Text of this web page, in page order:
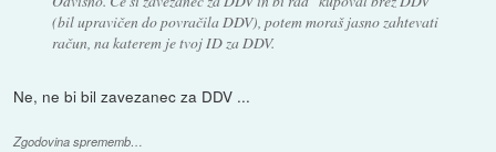
(bil upravičen do povračila DDV), potem moraš jasno zahtevati
račun, na katerem je tvoj ID za DDV.
Ne, ne bi bil zavezanec za DDV ...
Zgodovina sprememb…